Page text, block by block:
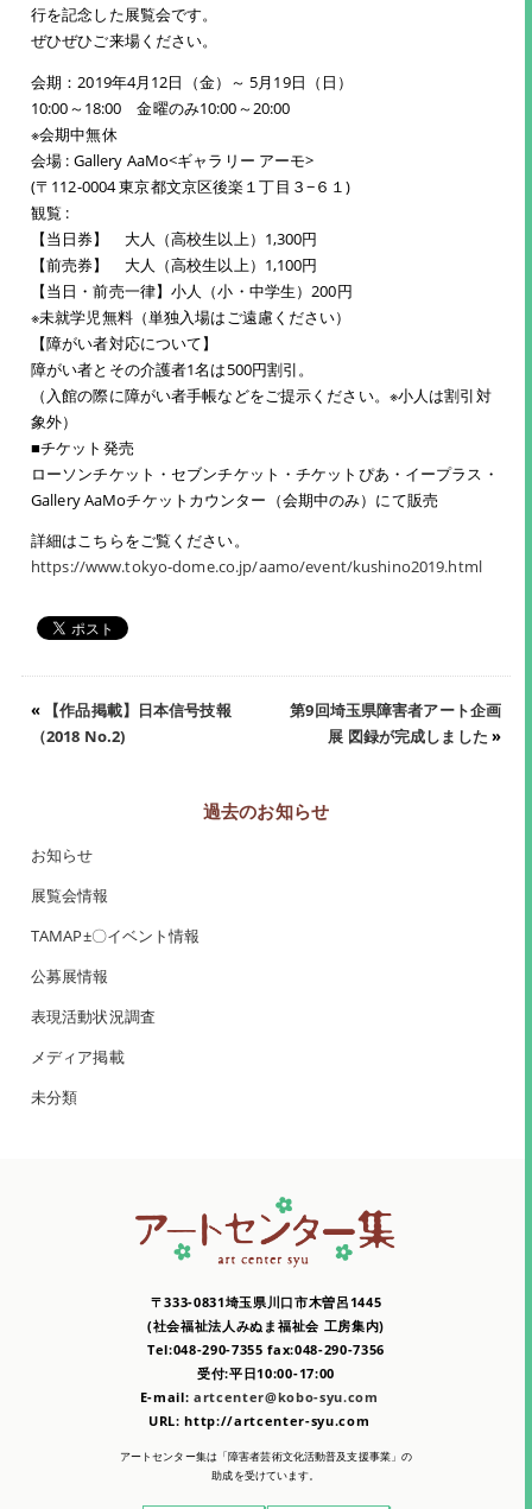
行を記念した展覧会です。
ぜひぜひご来場ください。
会期：2019年4月12日（金）～ 5月19日（日）
10:00～18:00 金曜のみ10:00～20:00
※会期中無休
会場 : Gallery AaMo<ギャラリー アーモ>
(〒112-0004 東京都文京区後楽１丁目３−６１)
観覧 :
【当日券】 大人（高校生以上）1,300円
【前売券】 大人（高校生以上）1,100円
【当日・前売一律】小人（小・中学生）200円
※未就学児無料（単独入場はご遠慮ください）
【障がい者対応について】
障がい者とその介護者1名は500円割引。
（入館の際に障がい者手帳などをご提示ください。※小人は割引対
象外）
■チケット発売
ローソンチケット・セブンチケット・チケットぴあ・イープラス・
Gallery AaMoチケットカウンター（会期中のみ）にて販売
詳細はこちらをご覧ください。
https://www.tokyo-dome.co.jp/aamo/event/kushino2019.html
«
【作品掲載】日本信号技報
（2018 No.2)
第9回埼玉県障害者アート企画
展 図録が完成しました »
過去のお知らせ
お知らせ
展覧会情報
TAMAP±〇イベント情報
公募展情報
表現活動状況調査
メディア掲載
未分類
〒333-0831埼玉県川口市木曽呂1445
(社会福祉法人みぬま福祉会 工房集内)
Tel:048-290-7355 fax:048-290-7356
受付:平日10:00-17:00
E-mail: artcenter@kobo-syu.com
URL: http://artcenter-syu.com
アートセンター集は「障害者芸術文化活動普及支援事業」の
助成を受けています。